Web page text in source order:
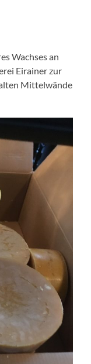
Wachses an
Eirainer zur
Mittelwände